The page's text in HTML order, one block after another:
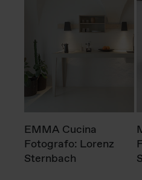
EMMA Cucina
Fotografo: Lorenz
Sternbach